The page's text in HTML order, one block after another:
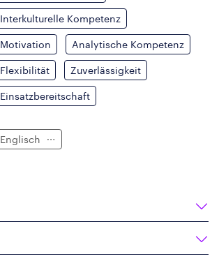
Interkulturelle Kompetenz
Motivation Analytische Kompetenz
Flexibilität Zuverlässigkeit
Einsatzbereitschaft
Englisch